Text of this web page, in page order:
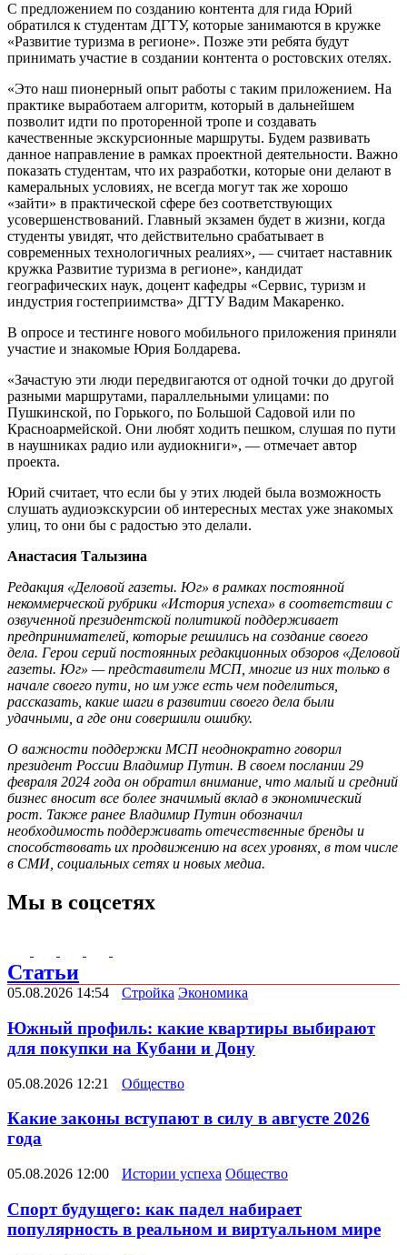
С предложением по созданию контента для гида Юрий
обратился к студентам ДГТУ, которые занимаются в кружке
«Развитие туризма в регионе». Позже эти ребята будут
принимать участие в создании контента о ростовских отелях.
«Это наш пионерный опыт работы с таким приложением. На
практике выработаем алгоритм, который в дальнейшем
позволит идти по проторенной тропе и создавать
качественные экскурсионные маршруты. Будем развивать
данное направление в рамках проектной деятельности. Важно
показать студентам, что их разработки, которые они делают в
камеральных условиях, не всегда могут так же хорошо
«зайти» в практической сфере без соответствующих
усовершенствований. Главный экзамен будет в жизни, когда
студенты увидят, что действительно срабатывает в
современных технологичных реалиях», — считает наставник
кружка Развитие туризма в регионе», кандидат
географических наук, доцент кафедры «Сервис, туризм и
индустрия гостеприимства» ДГТУ Вадим Макаренко.
В опросе и тестинге нового мобильного приложения приняли
участие и знакомые Юрия Болдарева.
«Зачастую эти люди передвигаются от одной точки до другой
разными маршрутами, параллельными улицами: по
Пушкинской, по Горького, по Большой Садовой или по
Красноармейской. Они любят ходить пешком, слушая по пути
в наушниках радио или аудиокниги», — отмечает автор
проекта.
Юрий считает, что если бы у этих людей была возможность
слушать аудиоэкскурсии об интересных местах уже знакомых
улиц, то они бы с радостью это делали.
Анастасия Талызина
Редакция «Деловой газеты. Юг» в рамках постоянной
некоммерческой рубрики «История успеха» в соответствии с
озвученной президентской политикой поддерживает
предпринимателей, которые решились на создание своего
дела. Герои серий постоянных редакционных обзоров «Деловой
газеты. Юг» — представители МСП, многие из них только в
начале своего пути, но им уже есть чем поделиться,
рассказать, какие шаги в развитии своего дела были
удачными, а где они совершили ошибку.
О важности поддержки МСП неоднократно говорил
президент России Владимир Путин. В своем послании 29
февраля 2024 года он обратил внимание, что малый и средний
бизнес вносит все более значимый вклад в экономический
рост. Также ранее Владимир Путин обозначил
необходимость поддерживать отечественные бренды и
способствовать их продвижению на всех уровнях, в том числе
в СМИ, социальных сетях и новых медиа.
Мы в соцсетях
Статьи
05.08.2026 14:54 Стройка Экономика
Южный профиль: какие квартиры выбирают
для покупки на Кубани и Дону
05.08.2026 12:21 Общество
Какие законы вступают в силу в августе 2026
года
05.08.2026 12:00 Истории успеха Общество
Спорт будущего: как падел набирает
популярность в реальном и виртуальном мире